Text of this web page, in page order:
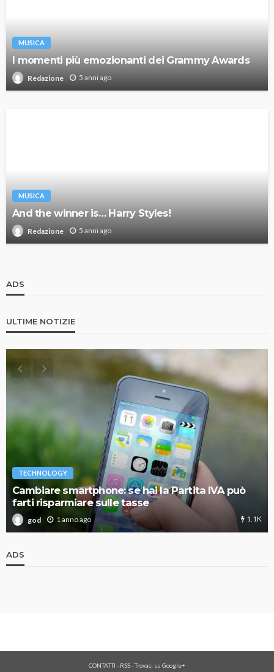
MUSICA
I momenti più emozionanti dei Grammy Awards
Redazione 5 anni ago
MUSICA
And the winner is… Harry Styles!
Redazione 5 anni ago
ADS
ULTIME NOTIZIE
TECHNOLOGY
Cambiare smartphone: se hai la Partita IVA può
farti risparmiare sulle tasse
god 1 anno ago 1.1K
ADS
CONTATTI - RSS-Trovaci su Google+